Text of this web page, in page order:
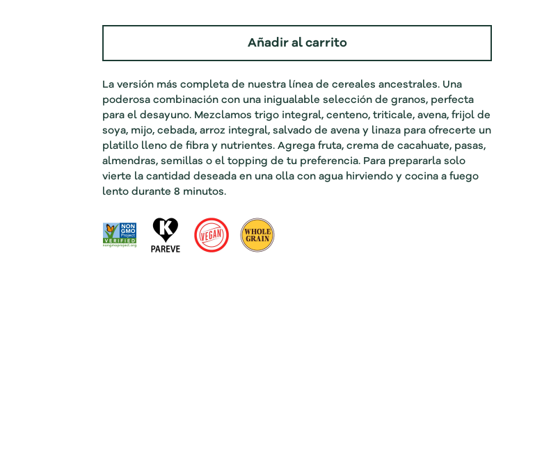
Añadir al carrito
La versión más completa de nuestra línea de cereales ancestrales. Una
poderosa combinación con una inigualable selección de granos, perfecta
para el desayuno. Mezclamos trigo integral, centeno, triticale, avena, frijol de
soya, mijo, cebada, arroz integral, salvado de avena y linaza para ofrecerte un
platillo lleno de fibra y nutrientes. Agrega fruta, crema de cacahuate, pasas,
almendras, semillas o el topping de tu preferencia. Para prepararla solo
vierte la cantidad deseada en una olla con agua hirviendo y cocina a fuego
lento durante 8 minutos.